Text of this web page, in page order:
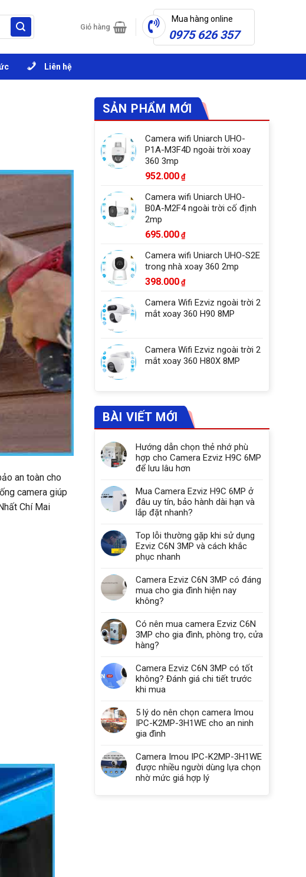
Giỏ hàng
Mua hàng online
0975 626 357
Liên hệ
an toàn cho
camera giúp
Chí Mai
SẢN PHẨM MỚI
Camera wifi Uniarch UHO-
P1A-M3F4D ngoài trời xoay
360 3mp
952.000 ₫
Camera wifi Uniarch UHO-
B0A-M2F4 ngoài trời cố định
2mp
695.000 ₫
Camera wifi Uniarch UHO-S2E
trong nhà xoay 360 2mp
398.000 ₫
Camera Wifi Ezviz ngoài trời 2
mắt xoay 360 H90 8MP
Camera Wifi Ezviz ngoài trời 2
mắt xoay 360 H80X 8MP
BÀI VIẾT MỚI
Hướng dẫn chọn thẻ nhớ phù
hợp cho Camera Ezviz H9C 6MP
để lưu lâu hơn
Mua Camera Ezviz H9C 6MP ở
đâu uy tín, bảo hành dài hạn và
lắp đặt nhanh?
Top lỗi thường gặp khi sử dụng
Ezviz C6N 3MP và cách khắc
phục nhanh
Camera Ezviz C6N 3MP có đáng
mua cho gia đình hiện nay
không?
Có nên mua camera Ezviz C6N
3MP cho gia đình, phòng trọ, cửa
hàng?
Camera Ezviz C6N 3MP có tốt
không? Đánh giá chi tiết trước
khi mua
5 lý do nên chọn camera Imou
IPC-K2MP-3H1WE cho an ninh
gia đình
Camera Imou IPC-K2MP-3H1WE
được nhiều người dùng lựa chọn
nhờ mức giá hợp lý